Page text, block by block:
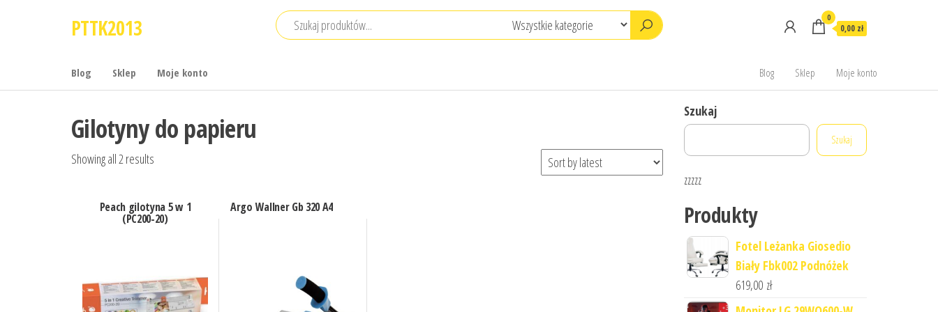
PTTK2013 0
0,00 zł
Blog Sklep Moje konto Blog Sklep Moje konto
Gilotyny do papieru
Showing all 2 results
Peach gilotyna 5 w 1
(PC200-20)
Argo Wallner Gb 320 A4
Szukaj
Szukaj
zzzzz
Produkty
Fotel Leżanka Giosedio
Biały Fbk002 Podnóżek
619,00 zł